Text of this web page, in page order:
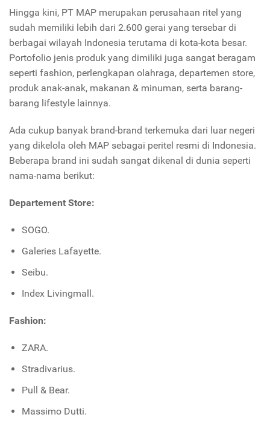
Hingga kini, PT MAP merupakan perusahaan ritel yang
sudah memiliki lebih dari 2.600 gerai yang tersebar di
berbagai wilayah Indonesia terutama di kota-kota besar.
Portofolio jenis produk yang dimiliki juga sangat beragam
seperti fashion, perlengkapan olahraga, departemen store,
produk anak-anak, makanan & minuman, serta barang-
barang lifestyle lainnya.
Ada cukup banyak brand-brand terkemuka dari luar negeri
yang dikelola oleh MAP sebagai peritel resmi di Indonesia.
Beberapa brand ini sudah sangat dikenal di dunia seperti
nama-nama berikut:
Departement Store:
SOGO.
Galeries Lafayette.
Seibu.
Index Livingmall.
Fashion:
ZARA.
Stradivarius.
Pull & Bear.
Massimo Dutti.